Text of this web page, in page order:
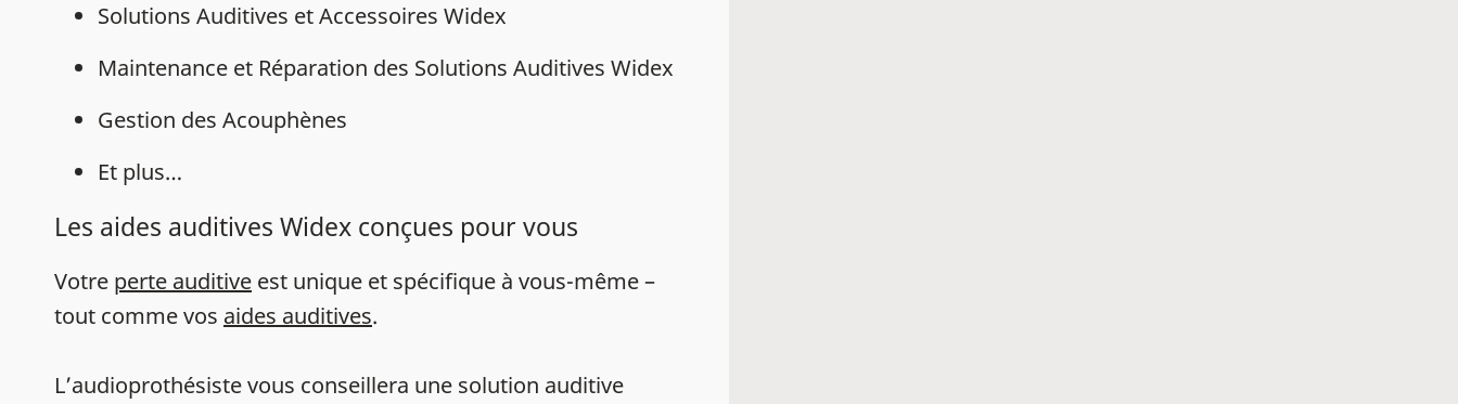
Solutions Auditives et Accessoires Widex
Maintenance et Réparation des Solutions Auditives Widex
Gestion des Acouphènes
Et plus…
Les aides auditives Widex conçues pour vous
Votre perte auditive est unique et spécifique à vous-même –
tout comme vos aides auditives.
L’audioprothésiste vous conseillera une solution auditive